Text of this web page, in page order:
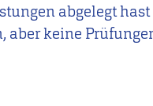
abgelegt hast
aber keine